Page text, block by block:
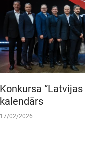
Konkursa
kalendārs
17/02/2026